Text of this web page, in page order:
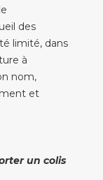
des
limité, dans
à
nom,
et
un colis